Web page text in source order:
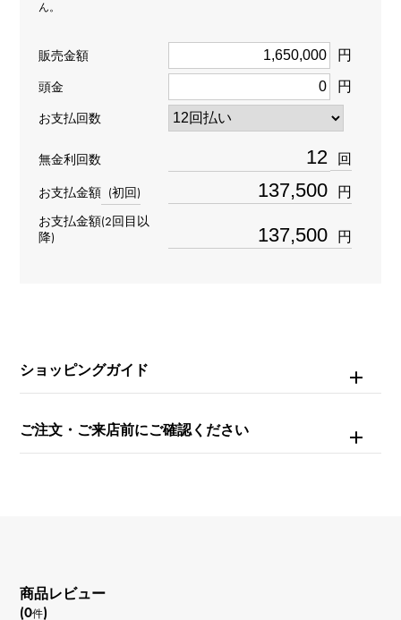
ブレゲ
モデル名
タイプXXII
タイプ
防水
ん。
販売金額 円
頭金 円
お支払回数
無金利回数 回
お支払金額 (初回) 円
お支払金額(2回目以
降)
円
ショッピングガイド
ご注文・ご来店前にご確認ください
商品レビュー
(0件)